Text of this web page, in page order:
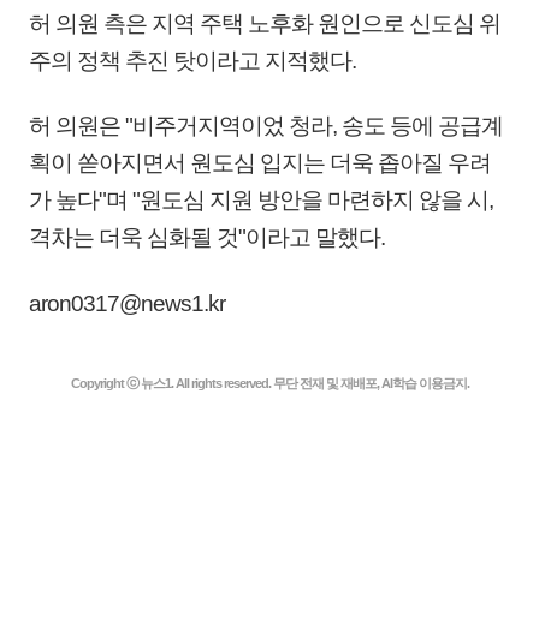
허 의원 측은 지역 주택 노후화 원인으로 신도심 위
주의 정책 추진 탓이라고 지적했다.
허 의원은 "비주거지역이었 청라, 송도 등에 공급계
획이 쏟아지면서 원도심 입지는 더욱 좁아질 우려
가 높다"며 "원도심 지원 방안을 마련하지 않을 시,
격차는 더욱 심화될 것"이라고 말했다.
aron0317@news1.kr
Copyright ⓒ 뉴스1. All rights reserved. 무단 전재 및 재배포, AI학습 이용금지.